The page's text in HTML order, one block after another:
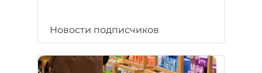
Новости подписчиков